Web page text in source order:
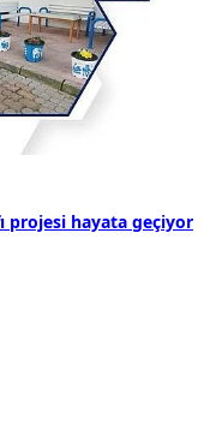
projesi hayata geçiyor